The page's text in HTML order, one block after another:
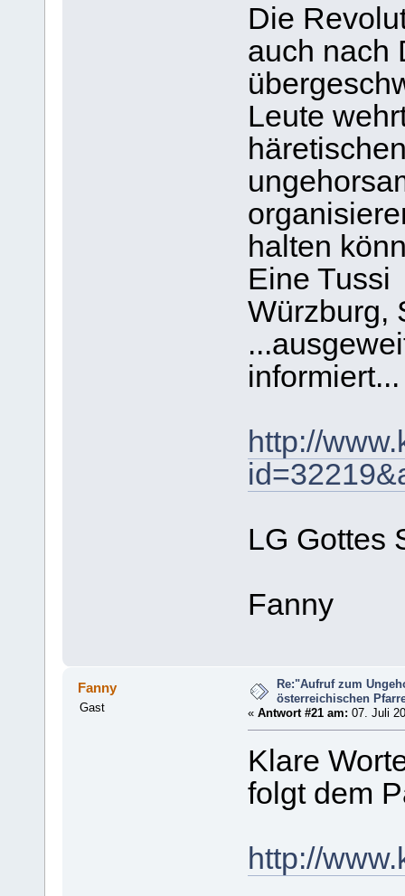
Die
auch nach
Leute
halten
Eine
Würzburg,
informiert...
http://
LG Gottes
Fanny
Fanny
Gast
Re:"Aufruf zum
österreichischen
« Antwort #21 am: 07. Juli
Klare
folgt dem
http://